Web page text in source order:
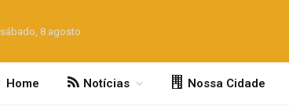
sábado, 8 agosto
Home Notícias Nossa Cidade